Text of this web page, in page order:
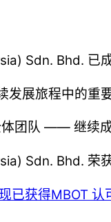
Sdn. Bhd. 已
发展旅程中的重
团队 —— 继续成
Sdn. Bhd. 荣
已获得MBOT 认